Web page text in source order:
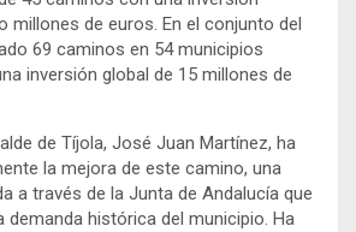
millones de euros. En el conjunto del
69 caminos en 54 municipios
inversión global de 15 millones de
de Tíjola, José Juan Martínez, ha
la mejora de este camino, una
a través de la Junta de Andalucía que
demanda histórica del municipio. Ha